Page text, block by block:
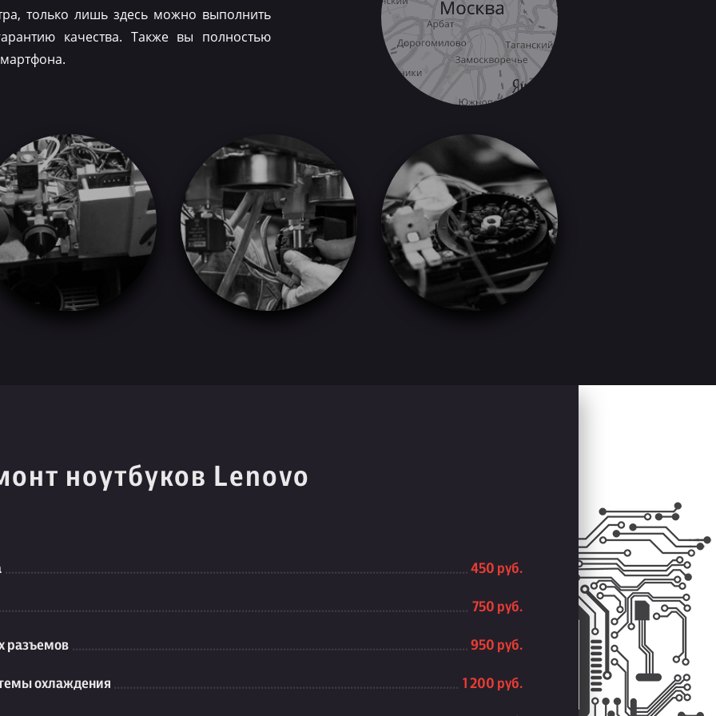
только лишь здесь можно выполнить
качества. Также вы полностью
ноутбуков Lenovo
450 руб.
750 руб.
разъемов 950 руб.
охлаждения 1 200 руб.